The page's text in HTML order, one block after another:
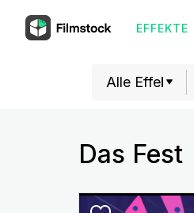
EFFEKTE
Das Fest